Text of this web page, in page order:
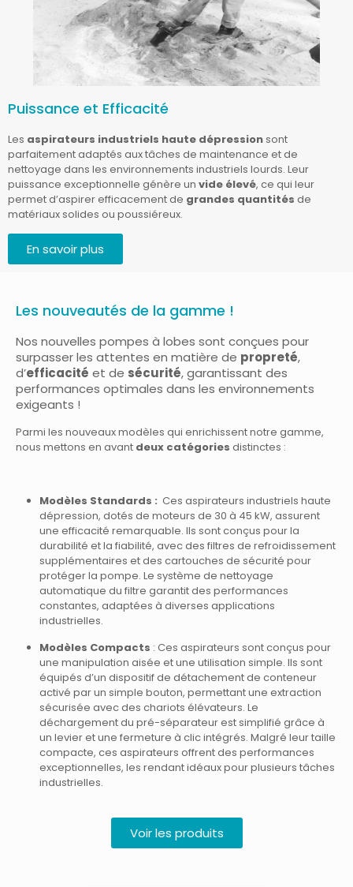
Puissance et Efficacité
Les aspirateurs industriels haute dépression sont
parfaitement adaptés aux tâches de maintenance et de
nettoyage dans les environnements industriels lourds. Leur
puissance exceptionnelle génère un vide élevé, ce qui leur
permet d’aspirer efficacement de grandes quantités de
matériaux solides ou poussiéreux.
En savoir plus
Les nouveautés de la gamme !
Nos nouvelles pompes à lobes sont conçues pour
surpasser les attentes en matière de propreté,
d’efficacité et de sécurité, garantissant des
performances optimales dans les environnements
exigeants !
Parmi les nouveaux modèles qui enrichissent notre gamme,
nous mettons en avant deux catégories distinctes :
Modèles Standards : Ces aspirateurs industriels haute
dépression, dotés de moteurs de 30 à 45 kW, assurent
une efficacité remarquable. Ils sont conçus pour la
durabilité et la fiabilité, avec des filtres de refroidissement
supplémentaires et des cartouches de sécurité pour
protéger la pompe. Le système de nettoyage
automatique du filtre garantit des performances
constantes, adaptées à diverses applications
industrielles.
Modèles Compacts : Ces aspirateurs sont conçus pour
une manipulation aisée et une utilisation simple. Ils sont
équipés d’un dispositif de détachement de conteneur
activé par un simple bouton, permettant une extraction
sécurisée avec des chariots élévateurs. Le
déchargement du pré-séparateur est simplifié grâce à
un levier et une fermeture à clic intégrés. Malgré leur taille
compacte, ces aspirateurs offrent des performances
exceptionnelles, les rendant idéaux pour plusieurs tâches
industrielles.
Voir les produits